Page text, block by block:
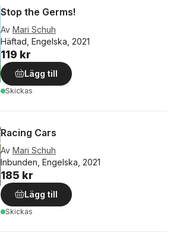
Stop the Germs!
Av Mari Schuh
Häftad, Engelska, 2021
119 kr
Lägg till
Skickas
Racing Cars
Av Mari Schuh
Inbunden, Engelska, 2021
185 kr
Lägg till
Skickas